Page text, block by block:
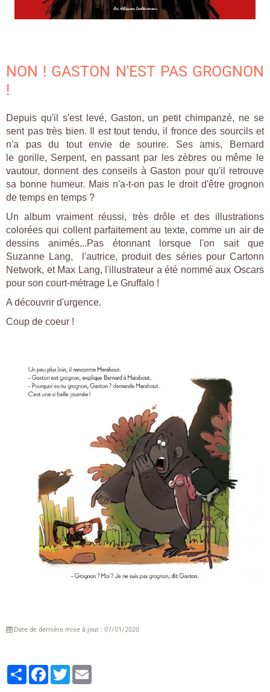
NON ! GASTON N'EST PAS GROGNON
!
Depuis qu'il s'est levé, Gaston, un petit chimpanzé, ne se
sent pas très bien. Il est tout tendu, il fronce des sourcils et
n'a pas du tout envie de sourire. Ses amis, Bernard
le gorille, Serpent, en passant par les zèbres ou même le
vautour, donnent des conseils à Gaston pour qu'il retrouve
sa bonne humeur. Mais n'a-t-on pas le droit d'être grognon
de temps en temps ?
Un album vraiment réussi, très drôle et des illustrations
colorées qui collent parfaitement au texte, comme un air de
dessins animés...Pas étonnant lorsque l'on sait que
Suzanne Lang, l'autrice, produit des séries pour Cartonn
Network, et Max Lang, l'illustrateur a été nommé aux Oscars
pour son court-métrage Le Gruffalo !
A découvrir d'urgence.
Coup de coeur !
Date de dernière mise à jour : 07/01/2020
PartagerFacebook
Twitter